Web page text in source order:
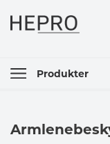
Produkter